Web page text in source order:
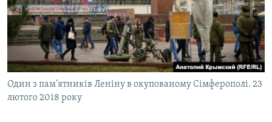
Один з пам’ятників Леніну в окупованому Сімферополі. 23
лютого 2018 року